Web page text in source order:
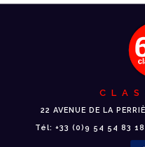
22 AVENUE DE LA
Tél: +33 (0)9 54 54 83 18